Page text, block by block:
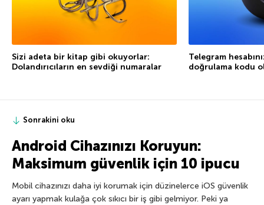
Sizi adeta bir kitap gibi okuyorlar:
Dolandırıcıların en sevdiği numaralar
Telegram
doğrulama kodu
Sonrakini oku
Android Cihazınızı Koruyun:
Maksimum güvenlik için 10 ipucu
Mobil cihazınızı daha iyi korumak için düzinelerce iOS güvenlik
ayarı yapmak kulağa çok sıkıcı bir iş gibi gelmiyor. Peki ya